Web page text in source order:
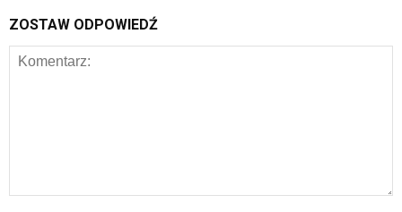
ZOSTAW ODPOWIEDŹ